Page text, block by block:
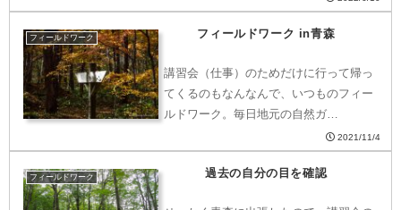
フィールドワーク フィールドワーク in青森
講習会（仕事）のためだけに行って帰っ
てくるのもなんなんで、いつものフィー
ルドワーク。毎日地元の自然ガ…
2021/11/4
フィールドワーク 過去の自分の目を確認